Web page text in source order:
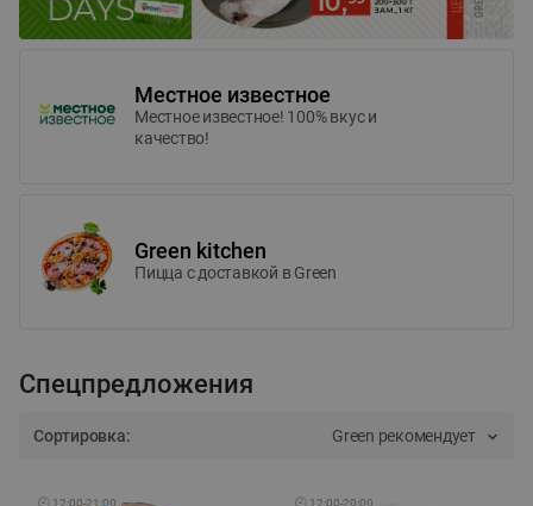
Местное известное
Местное известное! 100% вкус и
качество!
Green kitchen
Пицца c доставкой в Green
Спецпредложения
Сортировка: Green рекомендует
🕘 12:00-21:00 🕘 12:00-20:00